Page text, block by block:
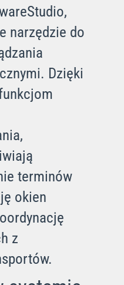
narzędzie do
Dzięki
terminów
okien
z